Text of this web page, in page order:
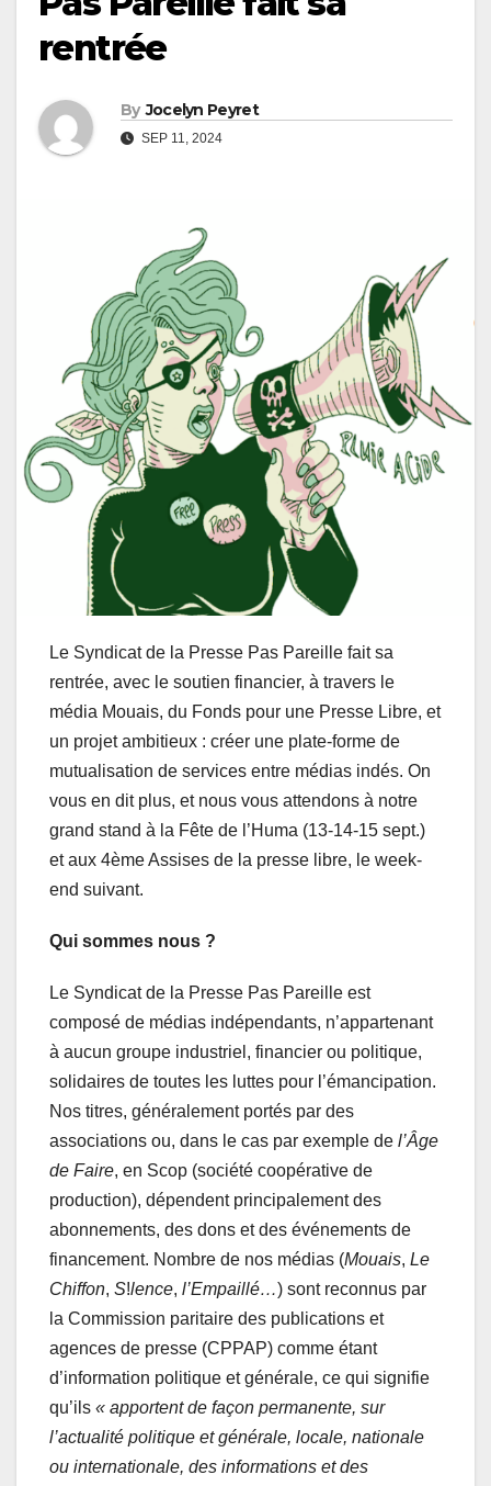
rentrée
By Jocelyn Peyret
SEP 11, 2024
Le Syndicat de la Presse Pas Pareille fait sa
rentrée, avec le soutien financier, à travers le
média Mouais, du Fonds pour une Presse Libre, et
un projet ambitieux : créer une plate-forme de
mutualisation de services entre médias indés. On
vous en dit plus, et nous vous attendons à notre
grand stand à la Fête de l’Huma (13-14-15 sept.)
et aux 4ème Assises de la presse libre, le week-
end suivant.
Qui sommes nous ?
Le Syndicat de la Presse Pas Pareille est
composé de médias indépendants, n’appartenant
à aucun groupe industriel, financier ou politique,
solidaires de toutes les luttes pour l’émancipation.
Nos titres, généralement portés par des
associations ou, dans le cas par exemple de l’Âge
de Faire, en Scop (société coopérative de
production), dépendent principalement des
abonnements, des dons et des événements de
financement. Nombre de nos médias (Mouais, Le
Chiffon, S!lence, l’Empaillé…) sont reconnus par
la Commission paritaire des publications et
agences de presse (CPPAP) comme étant
d’information politique et générale, ce qui signifie
qu’ils « apportent de façon permanente, sur
l’actualité politique et générale, locale, nationale
ou internationale, des informations et des